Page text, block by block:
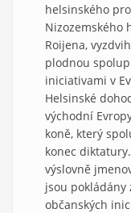
helsinského
Nizozemského
Roijena,
plodnou
iniciativami v
Helsinské
východní
koně, který
konec
výslovně
jsou pokládány
občanských